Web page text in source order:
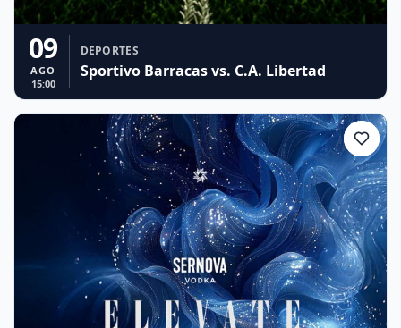
09
AGO
15:00
DEPORTES
Sportivo Barracas vs. C.A. Libertad